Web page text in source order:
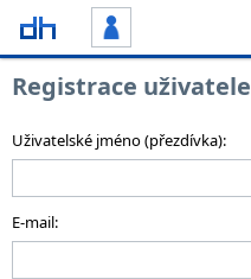
Registrace uživatele
Uživatelské jméno (přezdívka):
E-mail: